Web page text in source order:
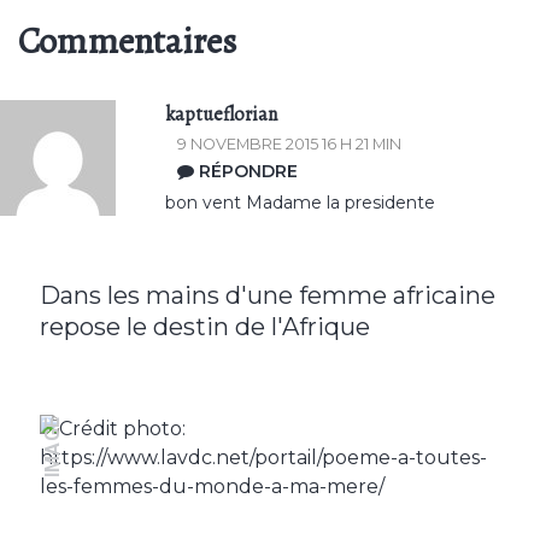
Commentaires
kaptueflorian
9 NOVEMBRE 2015 16 H 21 MIN
RÉPONDRE
bon vent Madame la presidente
Dans les mains d'une femme africaine
repose le destin de l'Afrique
IMAGE